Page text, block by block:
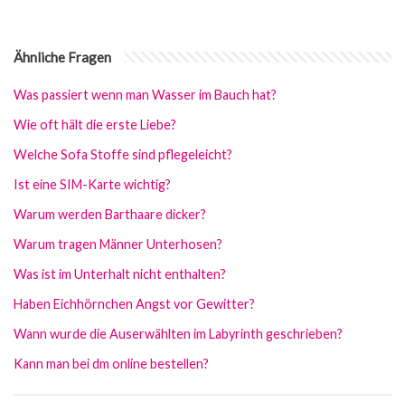
Ähnliche Fragen
Was passiert wenn man Wasser im Bauch hat?
Wie oft hält die erste Liebe?
Welche Sofa Stoffe sind pflegeleicht?
Ist eine SIM-Karte wichtig?
Warum werden Barthaare dicker?
Warum tragen Männer Unterhosen?
Was ist im Unterhalt nicht enthalten?
Haben Eichhörnchen Angst vor Gewitter?
Wann wurde die Auserwählten im Labyrinth geschrieben?
Kann man bei dm online bestellen?